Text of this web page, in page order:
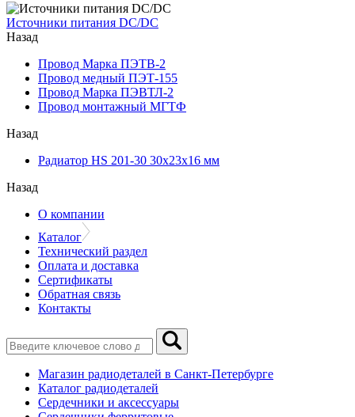
Источники питания DC/DC
Назад
Провод Марка ПЭТВ-2
Провод медный ПЭТ-155
Провод Марка ПЭВТЛ-2
Провод монтажный МГТФ
Назад
Радиатор HS 201-30 30х23х16 мм
Назад
О компании
Каталог
Технический раздел
Оплата и доставка
Сертификаты
Обратная связь
Контакты
Магазин радиодеталей в Санкт-Петербурге
Каталог радиодеталей
Сердечники и аксессуары